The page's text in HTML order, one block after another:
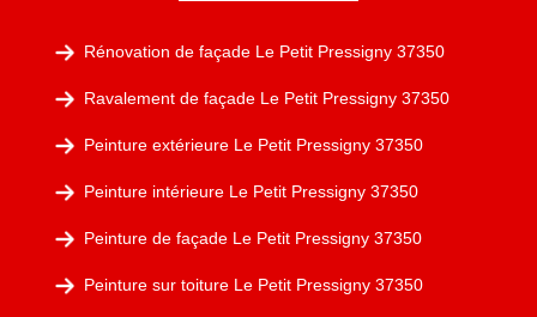
Rénovation de façade Le Petit Pressigny 37350
Ravalement de façade Le Petit Pressigny 37350
Peinture extérieure Le Petit Pressigny 37350
Peinture intérieure Le Petit Pressigny 37350
Peinture de façade Le Petit Pressigny 37350
Peinture sur toiture Le Petit Pressigny 37350